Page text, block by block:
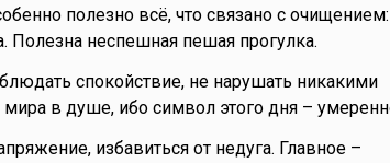
полезно всё, что связано с
Полезна неспешная пешая прогулка.
спокойствие, не нарушать никакими
в душе, ибо символ этого дня –
избавиться от недуга. Главное –